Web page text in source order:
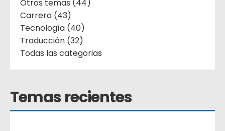
Otros temas (44)
Carrera (43)
Tecnología (40)
Traducción (32)
Todas las categorias
Temas recientes